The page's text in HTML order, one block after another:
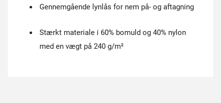
Gennemgående lynlås for nem på- og aftagning
Stærkt materiale i 60% bomuld og 40% nylon
med en vægt på 240 g/m²